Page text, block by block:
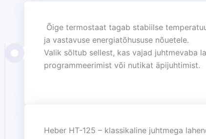
Õige termostaat tagab stabiilse
ja vastavuse energiatõhususe nõuetele.
Valik sõltub sellest, kas vajad juhtmevaba
programmeerimist või nutikat äpijuhtimist.
Heber HT-125 – klassikaline juhtmega